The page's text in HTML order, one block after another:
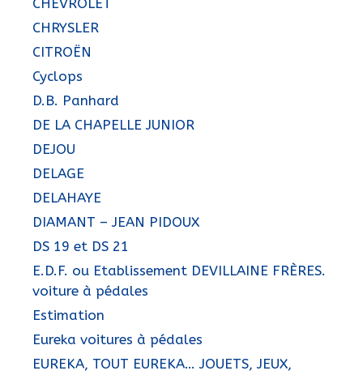
CHEVROLET
CHRYSLER
CITROËN
Cyclops
D.B. Panhard
DE LA CHAPELLE JUNIOR
DEJOU
DELAGE
DELAHAYE
DIAMANT – JEAN PIDOUX
DS 19 et DS 21
E.D.F. ou Etablissement DEVILLAINE FRÈRES.
voiture à pédales
Estimation
Eureka voitures à pédales
EUREKA, TOUT EUREKA… JOUETS, JEUX,